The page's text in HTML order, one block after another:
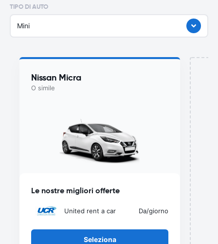
TIPO DI AUTO
Mini
Nissan Micra
O simile
Le nostre migliori offerte
United rent a car Da/giorno
Seleziona